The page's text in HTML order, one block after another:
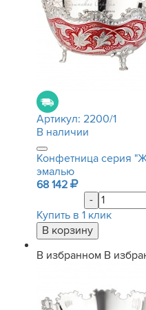
Артикул: 2200/1
В наличии
Конфетница серия
эмалью
68 142
-
Купить в 1 клик
В избранном В